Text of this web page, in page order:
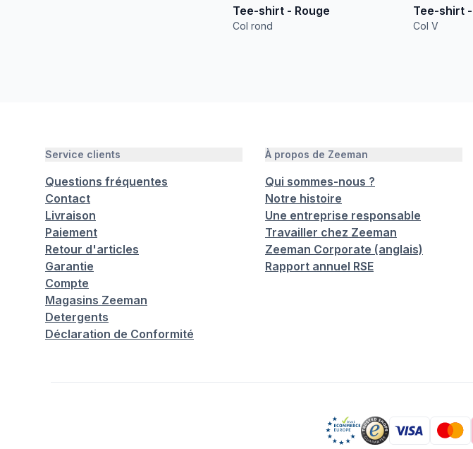
Tee-shirt - Rouge
Col rond
Tee-shirt
Col V
Service clients
Questions fréquentes
Contact
Livraison
Paiement
Retour d'articles
Garantie
Compte
Magasins Zeeman
Detergents
Déclaration de Conformité
À propos de Zeeman
Qui sommes-nous ?
Notre histoire
Une entreprise responsable
Travailler chez Zeeman
Zeeman Corporate (anglais)
Rapport annuel RSE